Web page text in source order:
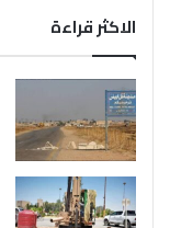
الاكثر قراءة